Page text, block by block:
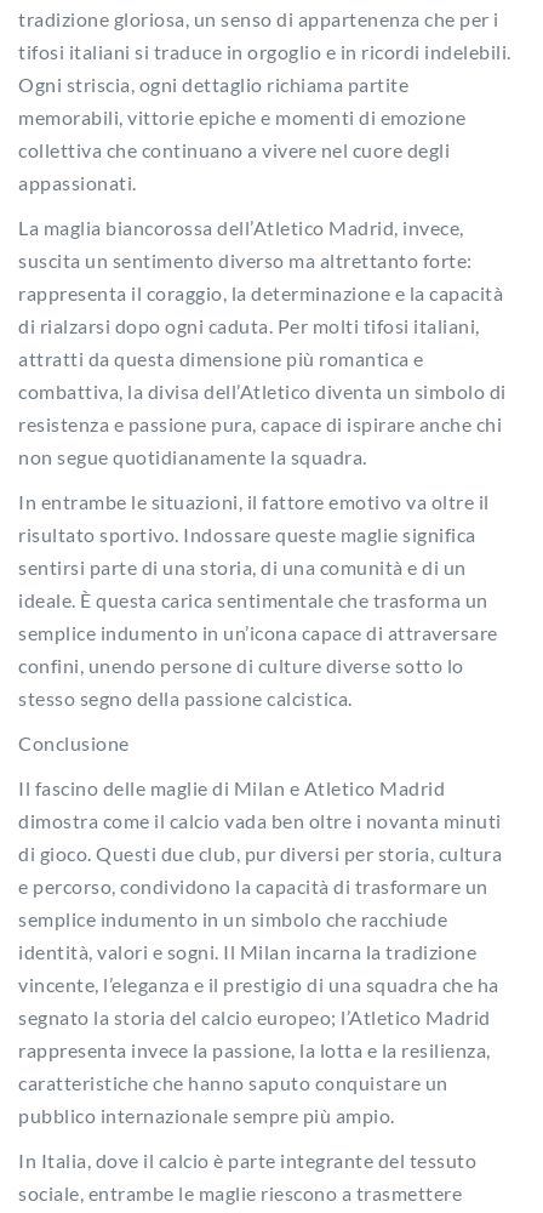
tradizione gloriosa, un senso di appartenenza che per i
tifosi italiani si traduce in orgoglio e in ricordi indelebili.
Ogni striscia, ogni dettaglio richiama partite
memorabili, vittorie epiche e momenti di emozione
collettiva che continuano a vivere nel cuore degli
appassionati.
La maglia biancorossa dell’Atletico Madrid, invece,
suscita un sentimento diverso ma altrettanto forte:
rappresenta il coraggio, la determinazione e la capacità
di rialzarsi dopo ogni caduta. Per molti tifosi italiani,
attratti da questa dimensione più romantica e
combattiva, la divisa dell’Atletico diventa un simbolo di
resistenza e passione pura, capace di ispirare anche chi
non segue quotidianamente la squadra.
In entrambe le situazioni, il fattore emotivo va oltre il
risultato sportivo. Indossare queste maglie significa
sentirsi parte di una storia, di una comunità e di un
ideale. È questa carica sentimentale che trasforma un
semplice indumento in un’icona capace di attraversare
confini, unendo persone di culture diverse sotto lo
stesso segno della passione calcistica.
Conclusione
Il fascino delle maglie di Milan e Atletico Madrid
dimostra come il calcio vada ben oltre i novanta minuti
di gioco. Questi due club, pur diversi per storia, cultura
e percorso, condividono la capacità di trasformare un
semplice indumento in un simbolo che racchiude
identità, valori e sogni. Il Milan incarna la tradizione
vincente, l’eleganza e il prestigio di una squadra che ha
segnato la storia del calcio europeo; l’Atletico Madrid
rappresenta invece la passione, la lotta e la resilienza,
caratteristiche che hanno saputo conquistare un
pubblico internazionale sempre più ampio.
In Italia, dove il calcio è parte integrante del tessuto
sociale, entrambe le maglie riescono a trasmettere